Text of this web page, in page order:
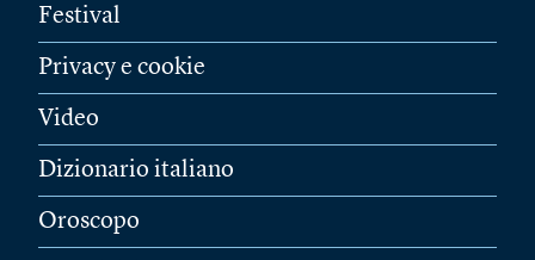
Festival
Privacy e cookie
Video
Dizionario italiano
Oroscopo